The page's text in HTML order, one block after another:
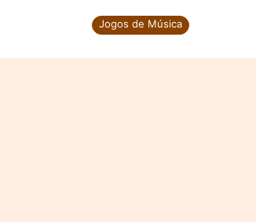
Jogos de Música